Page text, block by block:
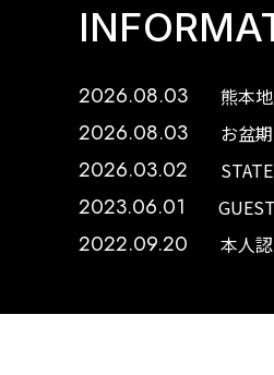
2026.08.03 熊本
2026.08.03 お盆
2026.03.02
2023.06.01
2022.09.20 本人